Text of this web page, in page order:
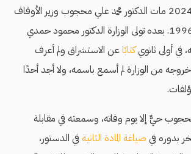
أمام اللئام. في يوليو 2024 مات الدكتور محمد علي محجوب وزير الأوقاف
بين عامي 1986 و1996. بعده تولى الوزارة الدكتور محمود حمدي
في أولى ثانويكتابًاعن الاستشراق ولم أعرف
من الوزارة لم أسمع باسمه، ولا أجد أحدًا
حيٌّ إلا يوم وفاته، وسمعته في مقابلة
بدوره في صياغة المادة الثانية في الدستور،